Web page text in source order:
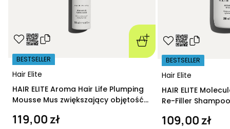
Hair Elite
BESTSELLER
HAIR ELITE Aroma Hair Life Plumping
Mousse Mus zwiększający objętość
119,00 zł
Hair Elite
BESTSELLER
HAIR ELITE
Re-Filler
109,00 zł